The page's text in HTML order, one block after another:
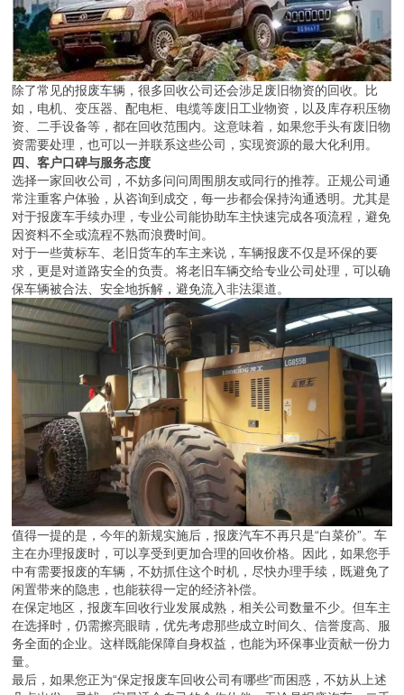
除了常见的报废车辆，很多回收公司还会涉足废旧物资的回收。比
如，电机、变压器、配电柜、电缆等废旧工业物资，以及库存积压物
资、二手设备等，都在回收范围内。这意味着，如果您手头有废旧物
资需要处理，也可以一并联系这些公司，实现资源的最大化利用。
四、客户口碑与服务态度
选择一家回收公司，不妨多问问周围朋友或同行的推荐。正规公司通
常注重客户体验，从咨询到成交，每一步都会保持沟通透明。尤其是
对于报废车手续办理，专业公司能协助车主快速完成各项流程，避免
因资料不全或流程不熟而浪费时间。
对于一些黄标车、老旧货车的车主来说，车辆报废不仅是环保的要
求，更是对道路安全的负责。将老旧车辆交给专业公司处理，可以确
保车辆被合法、安全地拆解，避免流入非法渠道。
值得一提的是，今年的新规实施后，报废汽车不再只是“白菜价”。车
主在办理报废时，可以享受到更加合理的回收价格。因此，如果您手
中有需要报废的车辆，不妨抓住这个时机，尽快办理手续，既避免了
闲置带来的隐患，也能获得一定的经济补偿。
在保定地区，报废车回收行业发展成熟，相关公司数量不少。但车主
在选择时，仍需擦亮眼睛，优先考虑那些成立时间久、信誉度高、服
务全面的企业。这样既能保障自身权益，也能为环保事业贡献一份力
量。
最后，如果您正为“保定报废车回收公司有哪些”而困惑，不妨从上述